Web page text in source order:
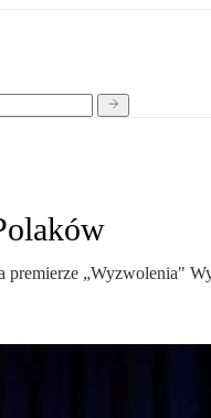
premierze „Wyzwolenia"